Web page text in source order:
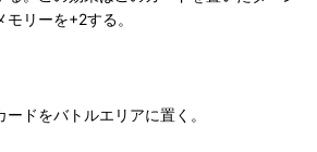
リーを+2する。
ードをバトルエリアに置く。